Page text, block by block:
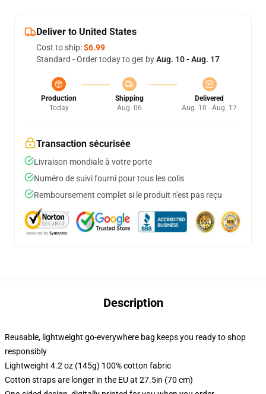
Deliver to United States
Cost to ship:$6.99
Standard - Order today to get byAug. 10 - Aug. 17
Production
Today
Shipping
Aug. 06
Delivered
Aug. 10 - Aug. 17
Transaction sécurisée
Livraison mondiale à votre porte
Numéro de suivi fourni pour tous les colis
Remboursement complet si le produit n'est pas reçu
Description
Reusable, lightweight go-everywhere bag keeps you ready to shop
responsibly
Lightweight 4.2 oz (145g) 100% cotton fabric
Cotton straps are longer in the EU at 27.5in (70 cm)